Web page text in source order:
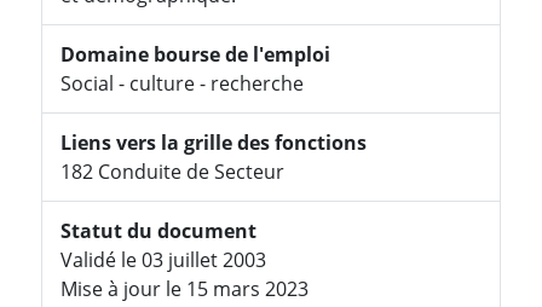
Domaine bourse de l'emploi
Social - culture - recherche
Liens vers la grille des fonctions
182 Conduite de Secteur
Statut du document
Validé le 03 juillet 2003
Mise à jour le 15 mars 2023